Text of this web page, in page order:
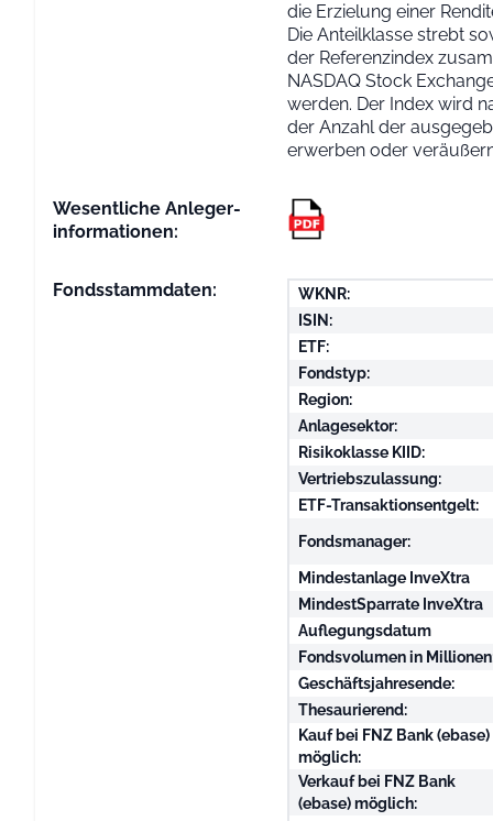
die Erzielung einer
Die Anteilklasse strebt
der Referenzindex
NASDAQ Stock
werden. Der Index wird
der Anzahl der
erwerben oder
Wesentliche Anleger­
informationen:
Fondsstammdaten: WKNR:
ISIN:
ETF:
Fondstyp:
Region:
Anlagesektor:
Risikoklasse KIID:
Vertriebszulassung:
ETF-Transaktionsentgelt:
Fondsmanager:
Mindestanlage InveXtra
MindestSparrate InveXtra
Auflegungsdatum
Fondsvolumen in
Geschäftsjahresende:
Thesaurierend:
Kauf bei FNZ Bank (ebase)
möglich:
Verkauf bei FNZ Bank
(ebase) möglich: